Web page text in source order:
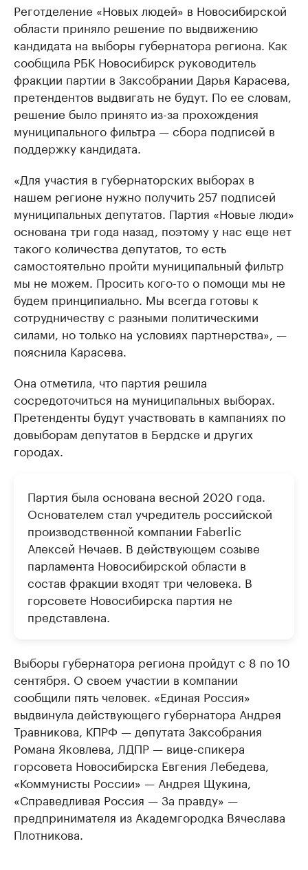
Реготделение «Новых людей» в Новосибирской
области приняло решение по выдвижению
кандидата на выборы губернатора региона. Как
сообщила РБК Новосибирск руководитель
фракции партии в Заксобрании Дарья Карасева,
претендентов выдвигать не будут. По ее словам,
решение было принято из-за прохождения
муниципального фильтра — сбора подписей в
поддержку кандидата.
«Для участия в губернаторских выборах в
нашем регионе нужно получить 257 подписей
муниципальных депутатов. Партия «Новые люди»
основана три года назад, поэтому у нас еще нет
такого количества депутатов, то есть
самостоятельно пройти муниципальный фильтр
мы не можем. Просить кого-то о помощи мы не
будем принципиально. Мы всегда готовы к
сотрудничеству с разными политическими
силами, но только на условиях партнерства», —
пояснила Карасева.
Она отметила, что партия решила
сосредоточиться на муниципальных выборах.
Претенденты будут участвовать в кампаниях по
довыборам депутатов в Бердске и других
городах.
Партия была основана весной 2020 года.
Основателем стал учредитель российской
производственной компании Faberlic
Алексей Нечаев. В действующем созыве
парламента Новосибирской области в
состав фракции входят три человека. В
горсовете Новосибирска партия не
представлена.
Выборы губернатора региона пройдут с 8 по 10
сентября. О своем участии в компании
сообщили пять человек. «Единая Россия»
выдвинула действующего губернатора Андрея
Травникова, КПРФ — депутата Заксобрания
Романа Яковлева, ЛДПР — вице-спикера
горсовета Новосибирска Евгения Лебедева,
«Коммунисты России» — Андрея Щукина,
«Справедливая Россия — За правду» —
предпринимателя из Академгородка Вячеслава
Плотникова.